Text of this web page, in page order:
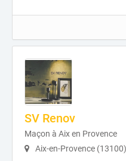
SV Renov
Maçon à Aix en Provence
Aix-en-Provence (13100)